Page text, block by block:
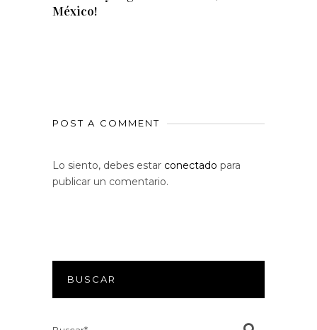
México!
POST A COMMENT
Lo siento, debes estar conectado para
publicar un comentario.
BUSCAR